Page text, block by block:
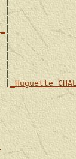
|
|
|
|
|
|
_Huguette
|